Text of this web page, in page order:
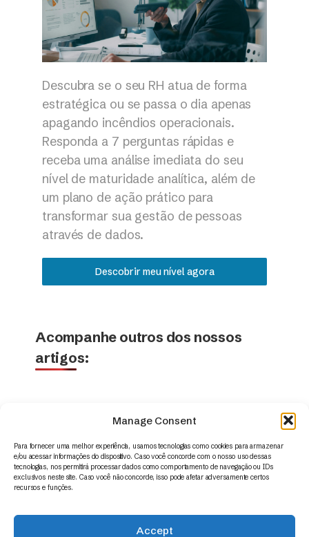
Manage Consent
Para fornecer uma melhor experiência, usamos tecnologias como cookies para armazenar
e/ou acessar informações do dispositivo. Caso você concorde com o nosso uso dessas
tecnologias, nos permitirá processar dados como comportamento de navegação ou IDs
exclusivos neste site. Caso você não concorde, isso pode afetar adversamente certos
recursos e funções.
Accept
Descubra se o seu RH atua de forma
estratégica ou se passa o dia apenas
apagando incêndios operacionais.
Responda a 7 perguntas rápidas e
receba uma análise imediata do seu
nível de maturidade analítica, além de
um plano de ação prático para
transformar sua gestão de pessoas
através de dados.
Descobrir meu nível agora
Acompanhe outros dos nossos
artigos:
© 2014 – 2026 | Appus HR Analytics – www.appus.com –